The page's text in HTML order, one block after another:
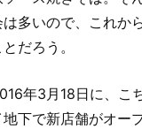
多いので、これか
だろう。
年3月18日に、こ
下で新店舗がオー